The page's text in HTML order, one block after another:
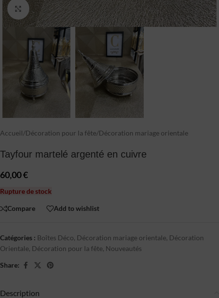
Click to enlarge
Accueil/Décoration pour la fête/Décoration mariage orientale
Tayfour martelé argenté en cuivre
60,00€
Rupture de stock
Compare Add to wishlist
Catégories : Boîtes Déco, Décoration mariage orientale, Décoration
Orientale, Décoration pour la fête, Nouveautés
Share:
Description